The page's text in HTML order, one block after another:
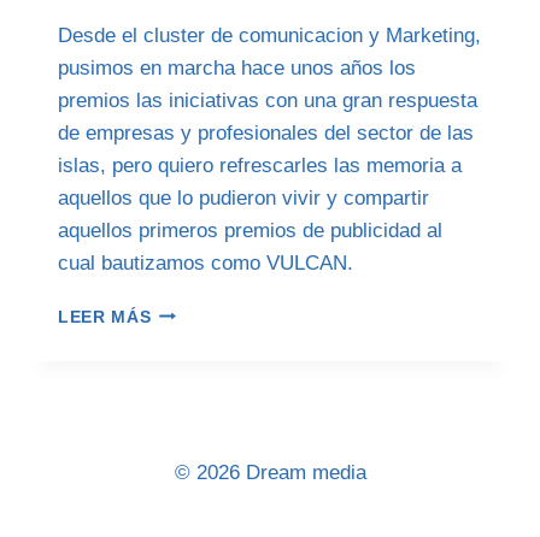
Desde el cluster de comunicacion y Marketing,
pusimos en marcha hace unos años los
premios las iniciativas con una gran respuesta
de empresas y profesionales del sector de las
islas, pero quiero refrescarles las memoria a
aquellos que lo pudieron vivir y compartir
aquellos primeros premios de publicidad al
cual bautizamos como VULCAN.
LEER MÁSLA
© 2026 Dream media